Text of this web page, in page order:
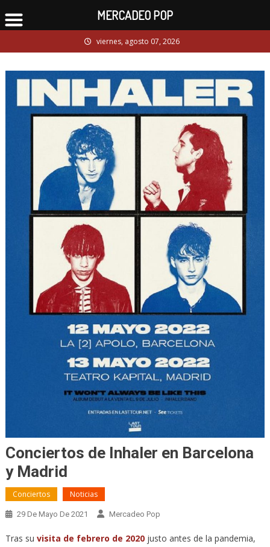
to
viernes, agosto 07, 2026
Conciertos de Inhaler en Barcelona
y Madrid
Conciertos Noticias
29 De Mayo De 2021 Mercadeo Pop
Tras su visita de febrero de 2020justo antes de la pandemia,
MERCADEO POP